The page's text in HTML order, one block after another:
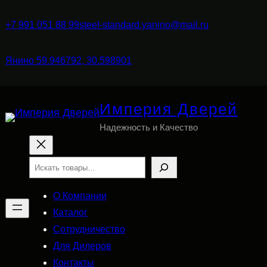
+7 991 051 88 99steel-standard.yanino@mail.ru
Янино 59.946792, 30.598901
Империя Дверей
Надежность и Качество
Поиск
О Компании
Каталог
Сотрудничество
Для Дилеров
Контакты